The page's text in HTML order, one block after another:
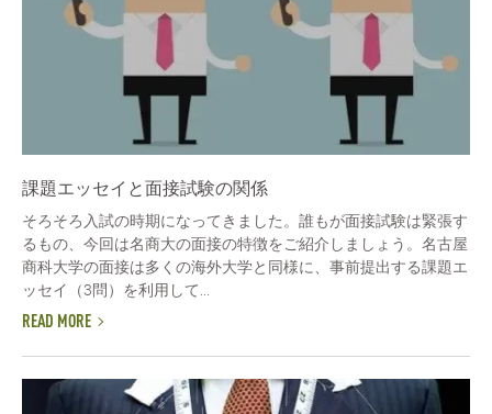
課題エッセイと面接試験の関係
そろそろ入試の時期になってきました。誰もが面接試験は緊張す
るもの、今回は名商大の面接の特徴をご紹介しましょう。名古屋
商科大学の面接は多くの海外大学と同様に、事前提出する課題エ
ッセイ（3問）を利用して...
READ MORE